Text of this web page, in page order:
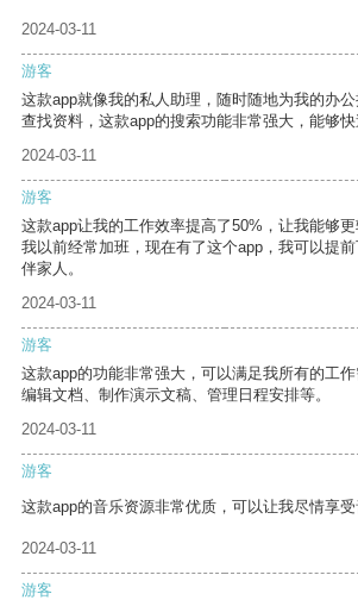
2024-03-11
游客
这款app就像我的私人助理，随时随地为我的办
查找资料，这款app的搜索功能非常强大，能够快
2024-03-11
游客
这款app让我的工作效率提高了50%，让我能够更
我以前经常加班，现在有了这个app，我可以提
伴家人。
2024-03-11
游客
这款app的功能非常强大，可以满足我所有的工
编辑文档、制作演示文稿、管理日程安排等。
2024-03-11
游客
这款app的音乐资源非常优质，可以让我尽情享受
2024-03-11
游客